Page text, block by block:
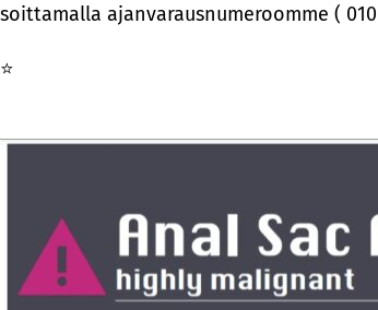
soittamalla ajanvarausnumeroomme ( 010
⭐